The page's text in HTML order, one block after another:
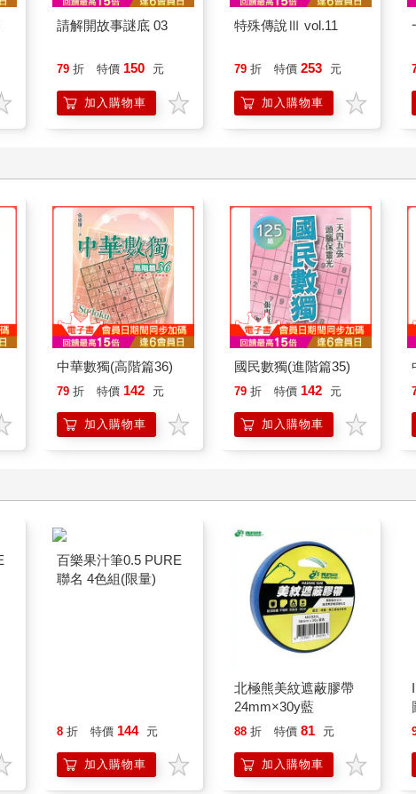
請解開故事謎底 03
79 折 特價 150 元
加入購物車
特殊傳說Ⅲ vol.11
79 折 特價 253 元
加入購物車
中華數獨(高階篇36)
79 折 特價 142 元
加入購物車
國民數獨(進階篇35)
79 折 特價 142 元
加入購物車
8 折 特價 144 元
加入購物車
北極熊美紋遮蔽膠帶
24mm×30y藍
88 折 特價 81 元
加入購物車